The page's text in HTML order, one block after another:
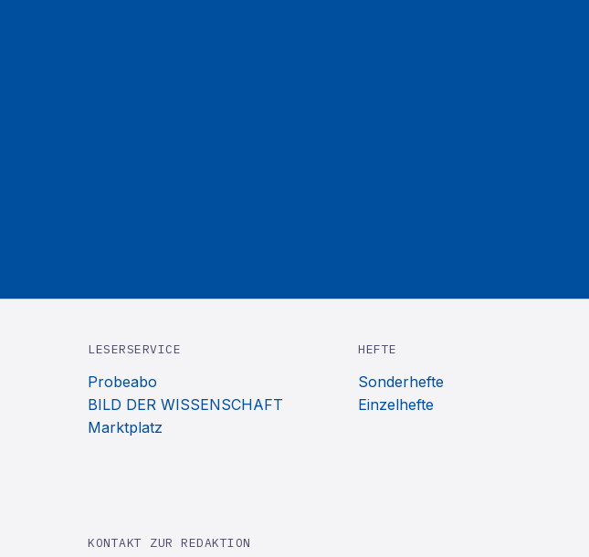
LESERSERVICE
Probeabo
BILD DER WISSENSCHAFT
Marktplatz
HEFTE
Sonderhefte
Einzelhefte
KONTAKT ZUR REDAKTION